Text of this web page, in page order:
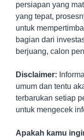
persiapan yang
yang tepat,
untuk
bagian dari
berjuang, calon
Disclaimer:
umum dan tentu
terbarukan setiap
untuk mengecek
Apakah kamu